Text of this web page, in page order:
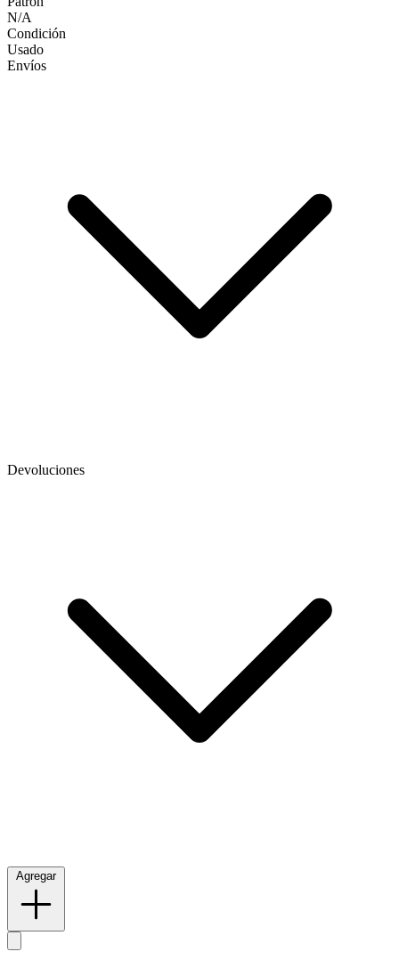
N/A
Condición
Usado
Envíos
Devoluciones
Agregar